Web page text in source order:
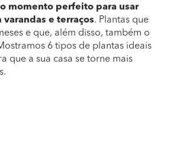
o momento perfeito para usar
varandas e terraços. Plantas que
e que, além disso, também o
6 tipos de plantas ideais
que a sua casa se torne mais